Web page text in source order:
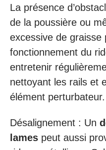
La présence
de la poussière ou
excessive de graisse
fonctionnement du
entretenir
nettoyant les rails et
élément perturbateur.
Désalignement : Un
lames peut aussi